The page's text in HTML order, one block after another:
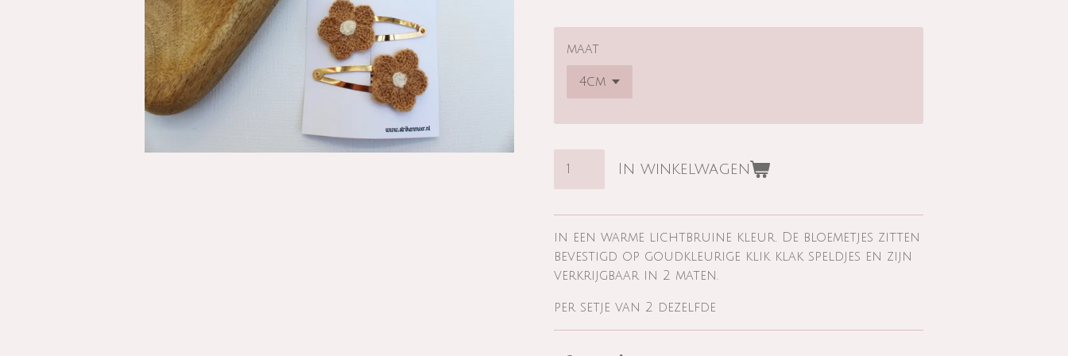
maat
In winkelwagen
in een warme lichtbruine kleur. De bloemetjes zitten
bevestigd op goudkleurige klik klak speldjes en zijn
verkrijgbaar in 2 maten.
per setje van 2 dezelfde